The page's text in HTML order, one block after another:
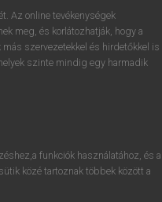
elindításához
ésbelépek.
Az online tevékenységek
meg, és korlátozhatják, hogy a
szervezetekkel és hirdetőkkel is
szinte mindig egy harmadik
funkciók használatához, és a
közé tartoznak többek között a